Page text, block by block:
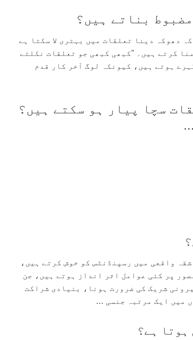
بناتے ہیں؟
دھوکہ دینا تعلقات میں بہتری لا سکتا ہے
کرتے ہیں۔ "کبھی کبھی جو تعلقات نکلتے
ہوتے ہیں، کیونکہ لوگ آخر کار قدم
سچا پیار ہو سکتے ہیں؟
واقعی میں رسپنڈنٹس کو خوش کرتے ہیں،
پر کئی عوامل اثر انداز ہوتے ہیں، جن
شریک کی ضرورت ہونا، بنیادی شراکت
میں ایک مرتبہ جنسی …
ہے؟